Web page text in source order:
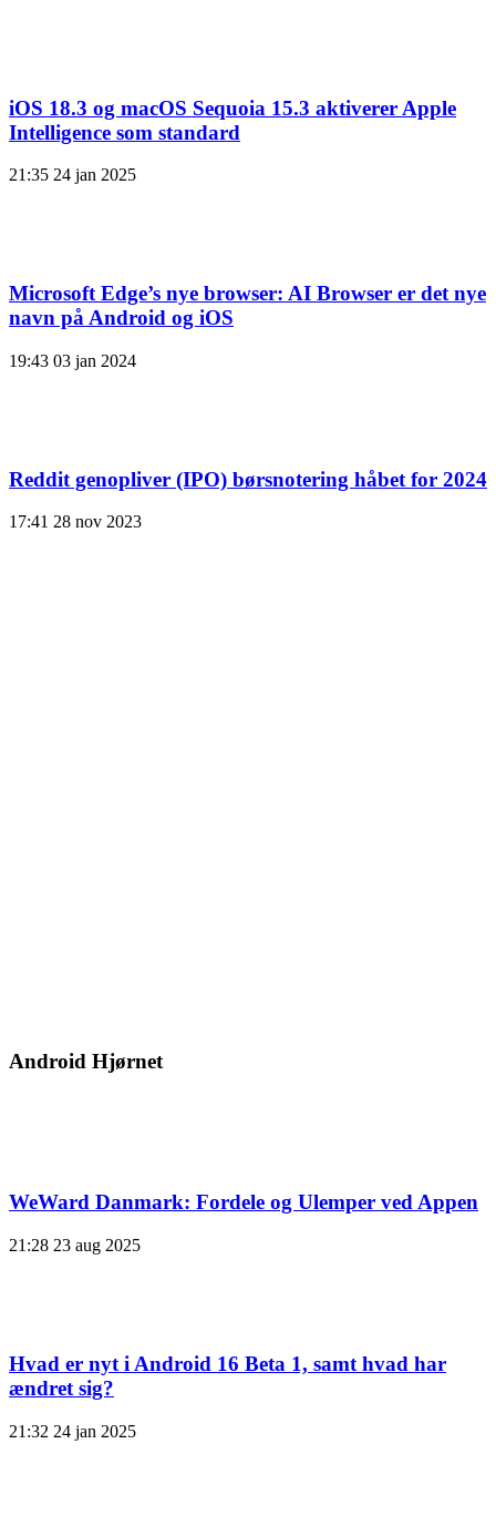
iOS 18.3 og macOS Sequoia 15.3 aktiverer Apple
Intelligence som standard
21:35 24 jan 2025
Microsoft Edge’s nye browser: AI Browser er det nye
navn på Android og iOS
19:43 03 jan 2024
Reddit genopliver (IPO) børsnotering håbet for 2024
17:41 28 nov 2023
Android Hjørnet
WeWard Danmark: Fordele og Ulemper ved Appen
21:28 23 aug 2025
Hvad er nyt i Android 16 Beta 1, samt hvad har
ændret sig?
21:32 24 jan 2025